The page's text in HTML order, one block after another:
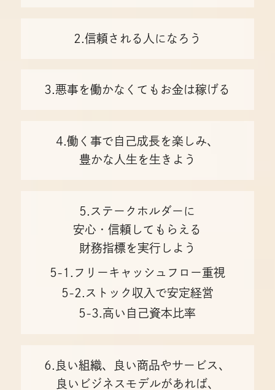
2.信頼される人になろう
3.悪事を働かなくてもお金は稼げる
4.働く事で自己成⻑を楽しみ、
豊かな人生を生きよう
5.ステークホルダーに
安心・信頼してもらえる
財務指標を実行しよう
5-1.フリーキャッシュフロー重視
5-2.ストック収入で安定経営
5-3.高い自己資本比率
6.良い組織、良い商品やサービス、
良いビジネスモデルがあれば、